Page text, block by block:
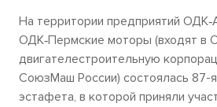
На территории предприятий
ОДК‑Пермские моторы (входят в
двигателестроительную
СоюзМаш России) состоялась 87-
эстафета, в которой приняли